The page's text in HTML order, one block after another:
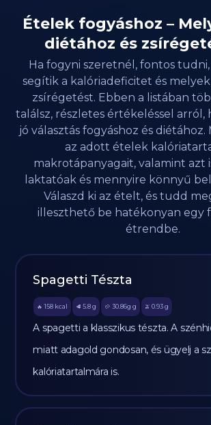
Ételek fogyáshoz –
diétához és
Ha fogyni szeretnél, fontos
segítik a kalóriadeficitet és
zsírégetést. Ebben a listában
találsz, részletes értékeléssel arról,
jó választás fogyáshoz és
az adott ételek
makrotápanyagait, valamint azt
laktatóak és mennyire könnyű
Válaszd ki az ételt, és tudd
illeszthető be hatékonyan egy
étrendbe.
Spagetti Tészta
🔥 158 kcal 🥩 5.8 g 🥔 30.86g g 🫒 0.93 g
A spagetti a klasszikus tészta. A
miatt adagold gondosan, és ügyelj a
kalóriatartalmára is.